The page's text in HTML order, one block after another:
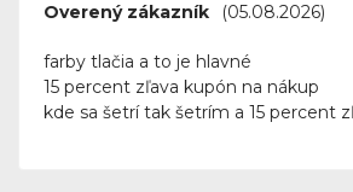
Overený zákazník (05.08.2026)
farby tlačia a to je hlavné
15 percent zľava kupón na nákup
kde sa šetrí tak šetrím a 15 percent